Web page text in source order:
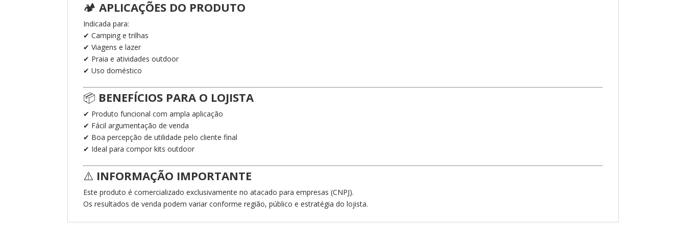
🏕️ APLICAÇÕES DO PRODUTO
Indicada para:
✔ Camping e trilhas
✔ Viagens e lazer
✔ Praia e atividades outdoor
✔ Uso doméstico
📦 BENEFÍCIOS PARA O LOJISTA
✔ Produto funcional com ampla aplicação
✔ Fácil argumentação de venda
✔ Boa percepção de utilidade pelo cliente final
✔ Ideal para compor kits outdoor
⚠️ INFORMAÇÃO IMPORTANTE
Este produto é comercializado exclusivamente no atacado para empresas (CNPJ).
Os resultados de venda podem variar conforme região, público e estratégia do lojista.